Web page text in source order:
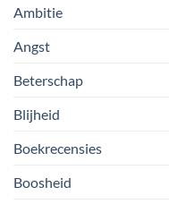
Ambitie
Angst
Beterschap
Blijheid
Boekrecensies
Boosheid